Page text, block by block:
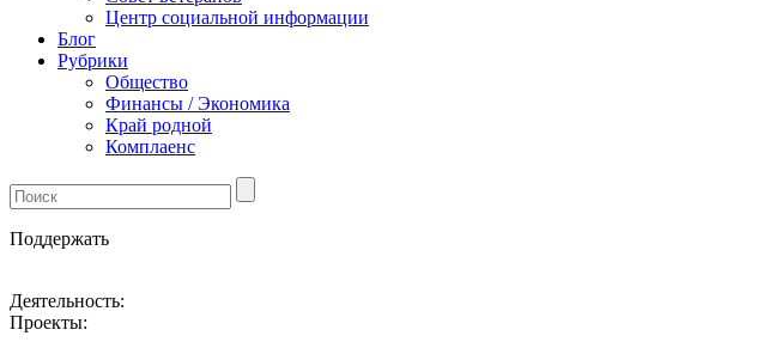
Центр социальной информации
Блог
Рубрики
Общество
Финансы / Экономика
Край родной
Комплаенс
Поддержать
Деятельность:
Проекты: